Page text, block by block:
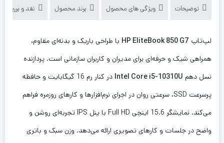
توضیحات ویژگی های محصول برند محصول نقد و بررسی‌ها
لپ‌تاپ HP EliteBook 850 G7 با طراحی باریک و بدنه‌ای مقاوم،
همراهی شیک و حرفه‌ای برای مدیران و کاربران سازمانی است. پردازنده
نسل دهم Intel Core i5-10310U
در کنار رم 16 گیگابایت و حافظه
پرسرعت SSD، سرعتی روان در اجرای نرم‌افزارها و کارهای روزمره فراهم
می‌کند. نمایشگر 15.6 اینچی Full HD با پنل IPS تجربه‌ای روشن و
واضح در جلسات و کارهای تصویری ارائه می‌دهد. وزن سبک و باتری